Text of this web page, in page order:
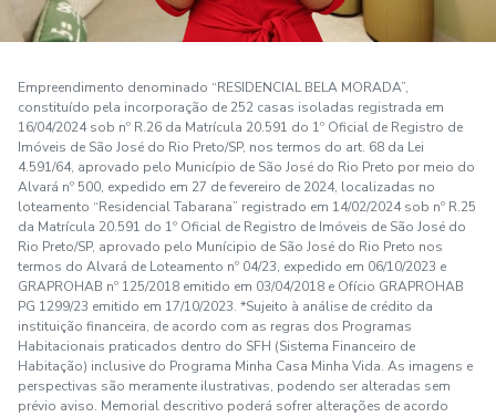
Empreendimento denominado “RESIDENCIAL BELA MORADA”,
constituído pela incorporação de 252 casas isoladas registrada em
16/04/2024 sob nº R.26 da Matrícula 20.591 do 1º Oficial de Registro de
Imóveis de São José do Rio Preto/SP, nos termos do art. 68 da Lei
4.591/64, aprovado pelo Município de São José do Rio Preto por meio do
Alvará nº 500, expedido em 27 de fevereiro de 2024, localizadas no
loteamento “Residencial Tabarana” registrado em 14/02/2024 sob nº R.25
da Matrícula 20.591 do 1º Oficial de Registro de Imóveis de São José do
Rio Preto/SP, aprovado pelo Munícipio de São José do Rio Preto nos
termos do Alvará de Loteamento nº 04/23, expedido em 06/10/2023 e
GRAPROHAB nº 125/2018 emitido em 03/04/2018 e Ofício GRAPROHAB
PG 1299/23 emitido em 17/10/2023. *Sujeito à análise de crédito da
instituição financeira, de acordo com as regras dos Programas
Habitacionais praticados dentro do SFH (Sistema Financeiro de
Habitação) inclusive do Programa Minha Casa Minha Vida. As imagens e
perspectivas são meramente ilustrativas, podendo ser alteradas sem
prévio aviso. Memorial descritivo poderá sofrer alterações de acordo